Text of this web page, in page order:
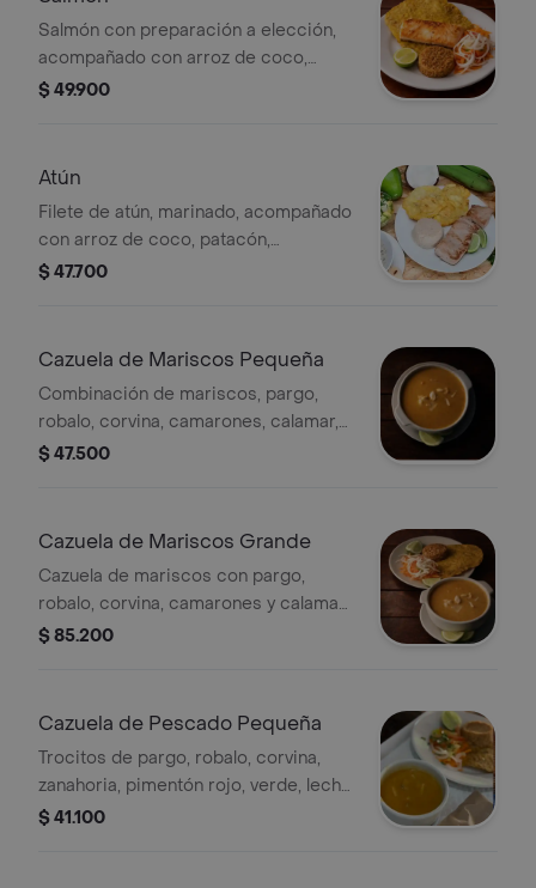
Salmón con preparación a elección,
acompañado con arroz de coco,
patacones, ensalada con zanahoria,
$ 49.900
Atún
Filete de atún, marinado, acompañado
con arroz de coco, patacón,
consomé, ensalada con zanahoria,
$ 47.700
Cazuela de Mariscos Pequeña
Combinación de mariscos, pargo,
robalo, corvina, camarones, calamar,
en crema de coco y especies.
$ 47.500
Cazuela de Mariscos Grande
Cazuela de mariscos con pargo,
robalo, corvina, camarones y calamar
en crema de coco y especias.
$ 85.200
Cazuela de Pescado Pequeña
Trocitos de pargo, robalo, corvina,
zanahoria, pimentón rojo, verde, leche
de coco, patacón, ensalada con
$ 41.100